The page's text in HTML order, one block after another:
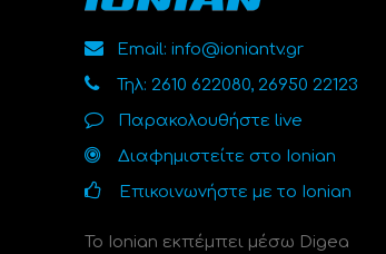
Email: info@ioniantv.gr
Τηλ: 2610 622080, 26950 22123
Παρακολουθήστε live
Διαφημιστείτε στο Ionian
Επικοινωνήστε με το Ionian
Το Ionian εκπέμπει μέσω Digea